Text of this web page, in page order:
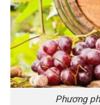
Phương